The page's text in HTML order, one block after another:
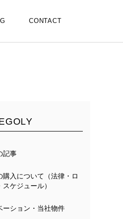
CONTACT
記事
購入について（法律・ロ
スケジュール）
ーション・当社物件